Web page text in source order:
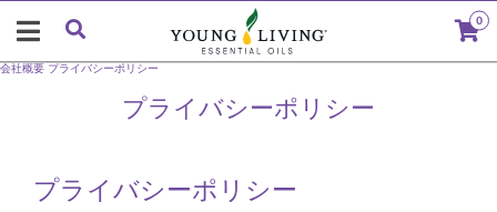
0
プライバシーポリシー
会社概要 プライバシーポリシー
プライバシーポリシー